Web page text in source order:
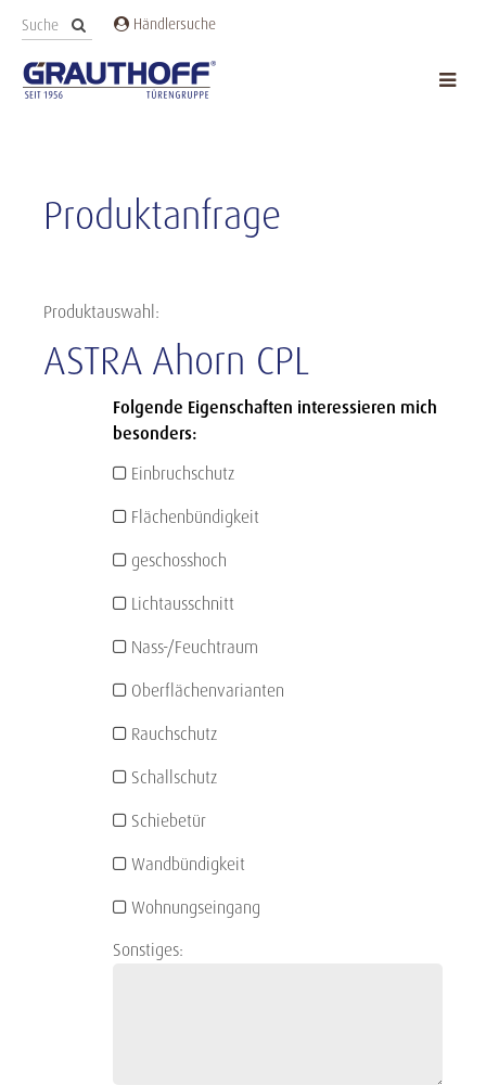
Händlersuche
Produktanfrage
Produktauswahl:
ASTRA Ahorn CPL
Folgende Eigenschaften interessieren mich
besonders:
Einbruchschutz
Flächenbündigkeit
geschosshoch
Lichtausschnitt
Nass-/Feuchtraum
Oberflächenvarianten
Rauchschutz
Schallschutz
Schiebetür
Wandbündigkeit
Wohnungseingang
Sonstiges: